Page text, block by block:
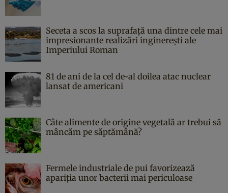
Seceta a scos la suprafață una dintre cele mai
impresionante realizări inginerești ale
Imperiului Roman
81 de ani de la cel de-al doilea atac nuclear
lansat de americani
Câte alimente de origine vegetală ar trebui să
mâncăm pe săptămână?
Fermele industriale de pui favorizează
apariția unor bacterii mai periculoase